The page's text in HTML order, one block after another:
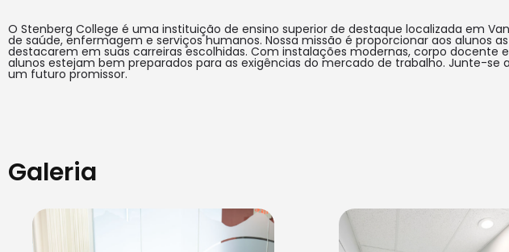
O Stenberg College é uma instituição de ensino superior de destaque localizada em
de saúde, enfermagem e serviços humanos. Nossa missão é proporcionar aos alunos
destacarem em suas carreiras escolhidas. Com instalações modernas, corpo
alunos estejam bem preparados para as exigências do mercado de trabalho. Junte-
um futuro promissor.
Galeria